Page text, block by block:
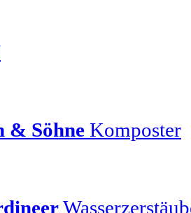
& Söhne Komposter